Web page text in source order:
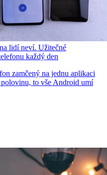
lidí neví. Užitečné
každý den
zamčený na jednu aplikaci
to vše Android umí